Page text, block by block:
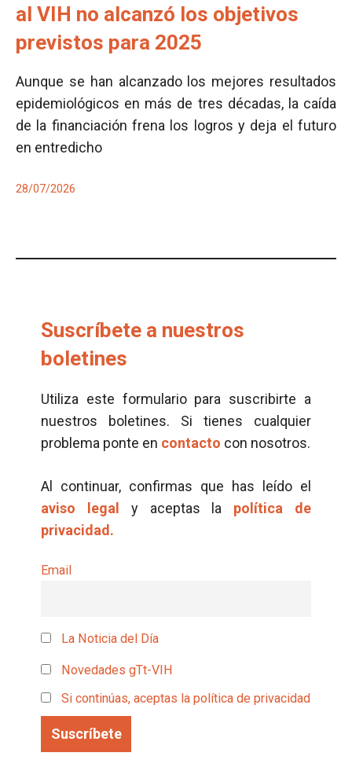
al VIH no alcanzó los objetivos
previstos para 2025
Aunque se han alcanzado los mejores resultados
epidemiológicos en más de tres décadas, la caída
de la financiación frena los logros y deja el futuro
en entredicho
28/07/2026
Suscríbete a nuestros
boletines
Utiliza este formulario para suscribirte a
nuestros boletines. Si tienes cualquier
problema ponte en contacto con nosotros.
Al continuar, confirmas que has leído el
aviso legal
y aceptas la política de
privacidad.
Email
La Noticia del Día
Novedades gTt-VIH
Si continúas, aceptas la política de privacidad